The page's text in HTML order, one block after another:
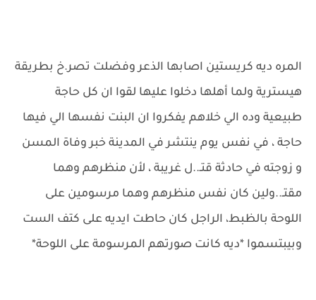
المره ديه كريستين اصابها الذعر وفضلت تصر.خ بطريقة
هيسترية ولما أهلها دخلوا عليها لقوا ان كل حاجة
طبيعية وده الي خلاهم يفكروا ان البنت نفسها الي فيها
حاجة ، في نفس يوم ينتشر في المدينة خبر وفاة المسن
و زوجته في حادثة قتـ..ل غريبة ، لأن منظرهم وهما
مقتـ..ولين كان نفس منظرهم وهما مرسومين على
اللوحة بالظبط، الراجل كان حاطت ايديه على كتف الست
وبيبتسموا *ديه كانت صورتهم المرسومة على اللوحة*